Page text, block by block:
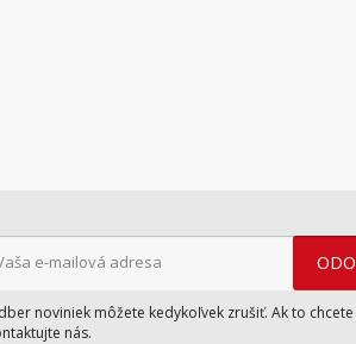
noviniek môžete kedykoľvek zrušiť. Ak to
nás.